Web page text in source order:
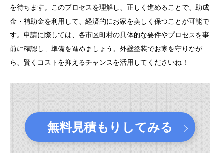
を待ちます。このプロセスを理解し、正しく進めることで、助成
金・補助金を利用して、経済的にお家を美しく保つことが可能で
す。申請に際しては、各市区町村の具体的な要件やプロセスを事
前に確認し、準備を進めましょう。外壁塗装でお家を守りなが
ら、賢くコストを抑えるチャンスを活用してくださいね！
無料見積もりしてみる